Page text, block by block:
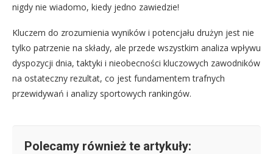
nigdy nie wiadomo, kiedy jedno zawiedzie!
Kluczem do zrozumienia wyników i potencjału drużyn jest nie
tylko patrzenie na składy, ale przede wszystkim analiza wpływu
dyspozycji dnia, taktyki i nieobecności kluczowych zawodników
na ostateczny rezultat, co jest fundamentem trafnych
przewidywań i analizy sportowych rankingów.
Polecamy również te artykuły: